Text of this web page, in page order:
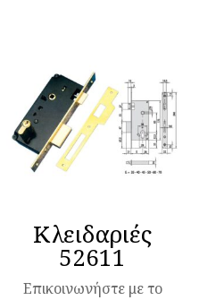
επιλογές
μπορούν
επιλεγούν
προϊόντος
Κλειδαριές
52611
Επικοινωνήστε με το